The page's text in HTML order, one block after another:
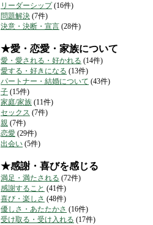
リーダーシップ(16件)
問題解決 (7件)
決意・決断・宣言 (28件)
★愛・恋愛・家族について
愛・愛される・好かれる (14件)
愛する・好きになる (13件)
パートナー・結婚について (43件)
子 (15件)
家庭/家族 (11件)
セックス (7件)
親 (7件)
恋愛 (29件)
出会い (5件)
★感謝・喜びを感じる
満足・満たされる (72件)
感謝すること (41件)
喜び・楽しさ (48件)
優しさ・あたたかさ (16件)
受け取る・受け入れる (17件)